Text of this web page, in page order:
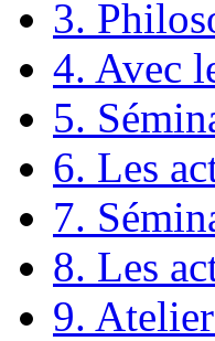
3.
4. Avec
5.
6. Les
7.
8. Les
9.